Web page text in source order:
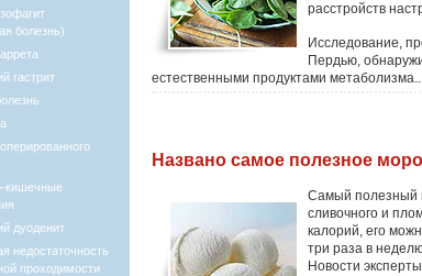
болезнь)
гастрит
кишечные
дуоденит
недостаточность
проходимости
расстройств
Исследование,
Пердью,
естественными продуктами
Названо самое полезное
Самый полезный
сливочного и
калорий, его
три раза в
Новости